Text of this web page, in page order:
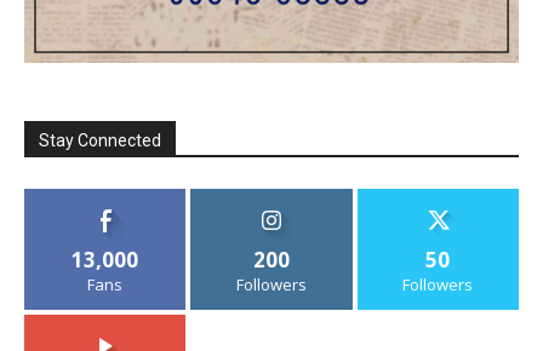
Stay Connected
13,000
Fans
200
Followers
50
Followers